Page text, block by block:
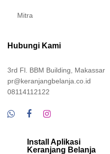
Mitra
Hubungi Kami
3rd Fl. BBM Building, Makassar
pr@keranjangbelanja.co.id
08114112122
Install Aplikasi
Keranjang Belanja